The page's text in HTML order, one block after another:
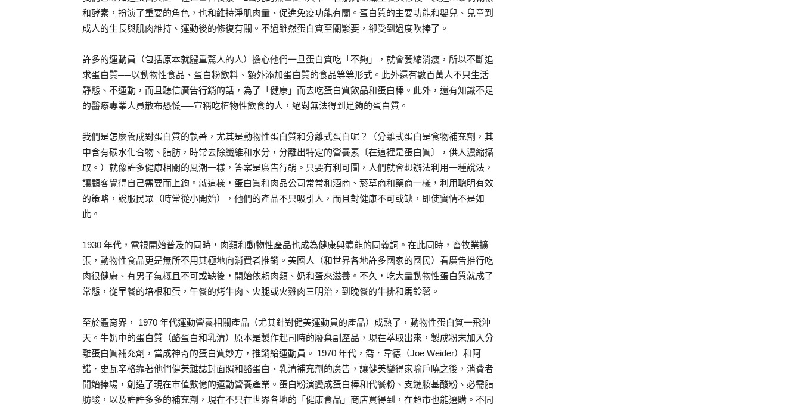
和酵素，扮演了重要的角色，也和維持淨肌肉量、促進免疫功能有關。蛋白質的主要功能和嬰兒、兒童到
成人的生長與肌肉維持、運動後的修復有關。不過雖然蛋白質至關緊要，卻受到過度吹捧了。
許多的運動員（包括原本就體重驚人的人）擔心他們一旦蛋白質吃「不夠」，就會萎縮消瘦，所以不斷追
求蛋白質──以動物性食品、蛋白粉飲料、額外添加蛋白質的食品等等形式。此外還有數百萬人不只生活
靜態、不運動，而且聽信廣告行銷的話，為了「健康」而去吃蛋白質飲品和蛋白棒。此外，還有知識不足
的醫療專業人員散布恐慌──宣稱吃植物性飲食的人，絕對無法得到足夠的蛋白質。
我們是怎麼養成對蛋白質的執著，尤其是動物性蛋白質和分離式蛋白呢？（分離式蛋白是食物補充劑，其
中含有碳水化合物、脂肪，時常去除纖維和水分，分離出特定的營養素〔在這裡是蛋白質〕，供人濃縮攝
取。）就像許多健康相關的風潮一樣，答案是廣告行銷。只要有利可圖，人們就會想辦法利用一種說法，
讓顧客覺得自己需要而上鉤。就這樣，蛋白質和肉品公司常常和酒商、菸草商和藥商一樣，利用聰明有效
的策略，說服民眾（時常從小開始），他們的產品不只吸引人，而且對健康不可或缺，即使實情不是如
此。
1930 年代，電視開始普及的同時，肉類和動物性產品也成為健康與體能的同義詞。在此同時，畜牧業擴
張，動物性食品更是無所不用其極地向消費者推銷。美國人（和世界各地許多國家的國民）看廣告推行吃
肉很健康、有男子氣概且不可或缺後，開始依賴肉類、奶和蛋來滋養。不久，吃大量動物性蛋白質就成了
常態，從早餐的培根和蛋，午餐的烤牛肉、火腿或火雞肉三明治，到晚餐的牛排和馬鈴薯。
至於體育界， 1970 年代運動營養相關產品（尤其針對健美運動員的產品）成熟了，動物性蛋白質一飛沖
天。牛奶中的蛋白質（酪蛋白和乳清）原本是製作起司時的廢棄副產品，現在萃取出來，製成粉末加入分
離蛋白質補充劑，當成神奇的蛋白質妙方，推銷給運動員。 1970 年代，喬．韋德（Joe Weider）和阿
諾．史瓦辛格靠著他們健美雜誌封面照和酪蛋白、乳清補充劑的廣告，讓健美變得家喻戶曉之後，消費者
開始捧場，創造了現在市值數億的運動營養產業。蛋白粉演變成蛋白棒和代餐粉、支鏈胺基酸粉、必需脂
肪酸，以及許許多多的補充劑，現在不只在世界各地的「健康食品」商店買得到，在超市也能選購。不同